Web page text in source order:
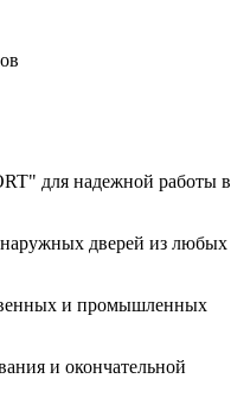
для надежной работы в
дверей из любых
и промышленных
и окончательной